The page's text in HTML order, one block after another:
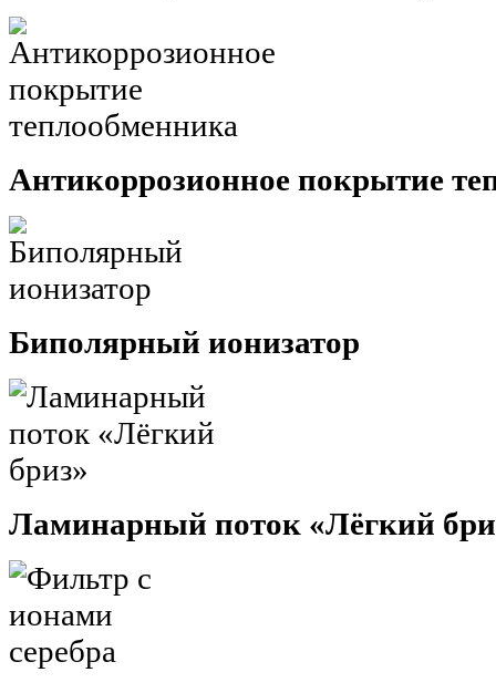
Антикоррозионное покрытие
Биполярный ионизатор
Ламинарный поток «Лёгкий